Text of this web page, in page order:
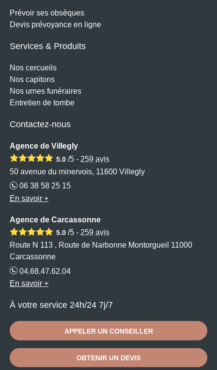
Prévoir ses obsèques
Devis prévoyance en ligne
Services & Produits
Nos cercueils
Nos capitons
Nos urnes funéraires
Entretien de tombe
Contactez-nous
Agence de Villegly
5.0 /5 - 259 avis
50 avenue du minervois, 11600 Villegly
06 38 58 25 15
En savoir +
Agence de Carcassonne
5.0 /5 - 259 avis
Route N 113 , Route de Narbonne Montorgueil 11000
Carcassonne
04.68.47.62.04
En savoir +
À votre service 24h/24 7j/7
APPELER UN CONSEILLER
OBTENIR UN DEVIS